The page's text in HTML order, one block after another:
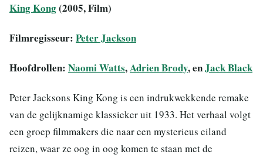
King Kong(2005, Film)
Filmregisseur: Peter Jackson
Hoofdrollen: Naomi Watts,Adrien Brody, enJack Black
Peter Jacksons King Kong is een indrukwekkende remake
van de gelijknamige klassieker uit 1933. Het verhaal volgt
een groep filmmakers die naar een mysterieus eiland
reizen, waar ze oog in oog komen te staan met de